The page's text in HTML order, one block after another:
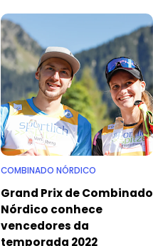
COMBINADO NÓRDICO
Grand Prix de Combinado
Nórdico conhece
vencedores da
temporada 2022